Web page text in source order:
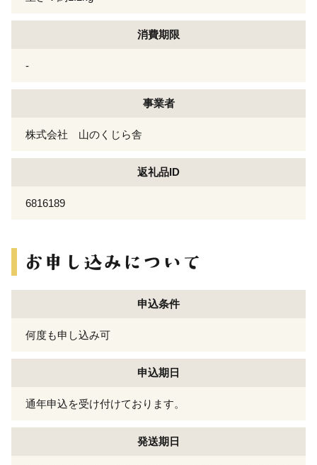
消費期限
-
事業者
株式会社 山のくじら舎
返礼品ID
6816189
申込条件
何度も申し込み可
申込期日
通年申込を受け付けております。
発送期日